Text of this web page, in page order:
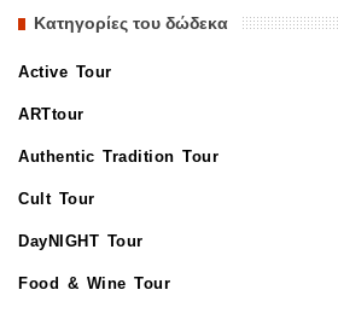
Κατηγορίες του δώδεκα
Active Tour
ARTtour
Authentic Tradition Tour
Cult Tour
DayNIGHT Tour
Food & Wine Tour